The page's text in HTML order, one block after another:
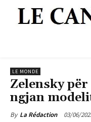
LE MONDE
Zelensky
ngjan
By La Rédaction 03/06/